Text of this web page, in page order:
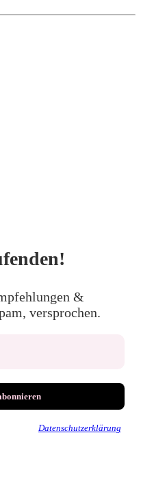
&
versprochen.
Datenschutzerklärung